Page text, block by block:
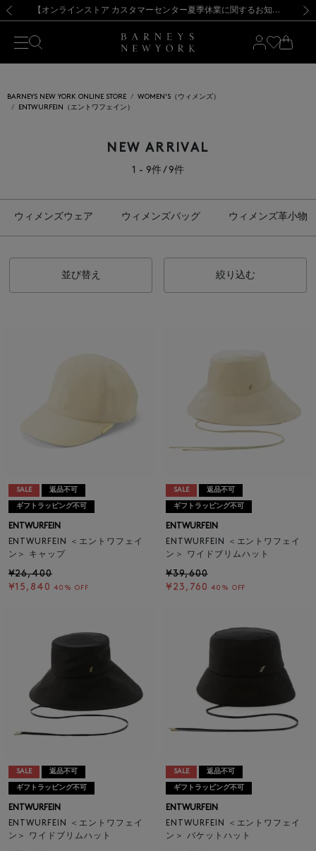
新規登録のお客様も対象！＜MY BARNEYS＞会員のお客様は11,000円（税込）以上のお買上げで常時送料無料！お買い物の際は会員登録を！
【夏季休業に伴う出荷一時停止のお知らせ】(2026.8.7) 【オンラインストア カスタマーセンター夏季休業に関するお知らせ】（2026.8.7）
【夏季休業に伴う返品・交換承り一時停止のお知らせ】（2026.8.5）
熊本県を中心とした地震の影響によるお荷物のお届けについて
【開催中】SUMMER SALEのご案内・ご注意事項 新規登録のお客様も対象！＜MY BARNEYS＞会員のお客様は11,000円（税込）以上のお買上げで常時送料無料！お買い物の際は会員登録を！
【夏季休業に伴う出荷一時停止のお知らせ】(2026.8.7)
BARNEYS NEW YORK ONLINE STORE
WOMEN'S（ウィメンズ）
ENTWURFEIN（エントワフェイン）
NEW ARRIVAL
1 - 9件 / 9件
ウィメンズウェア ウィメンズバッグ ウィメンズ革小物
並び替え 絞り込む
SALE 返品不可
ギフトラッピング不可
ENTWURFEIN
ENTWURFEIN ＜エントワフェイ
ン＞ キャップ
¥26,400
¥15,840 40% OFF
SALE 返品不可
ギフトラッピング不可
ENTWURFEIN
ENTWURFEIN ＜エントワフェイ
ン＞ ワイドブリムハット
¥39,600
¥23,760 40% OFF
SALE 返品不可
ギフトラッピング不可
ENTWURFEIN
ENTWURFEIN ＜エントワフェイ
ン＞ ワイドブリムハット
SALE 返品不可
ギフトラッピング不可
ENTWURFEIN
ENTWURFEIN ＜エントワフェイ
ン＞ バケットハット